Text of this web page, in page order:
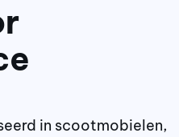
in scootmobielen,